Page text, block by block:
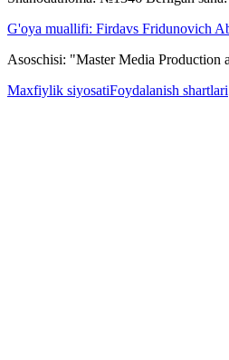
G'oya muallifi: Firdavs Fridunovich
Asoschisi: "Master Media Production
Maxfiylik siyosatiFoydalanish shartlari